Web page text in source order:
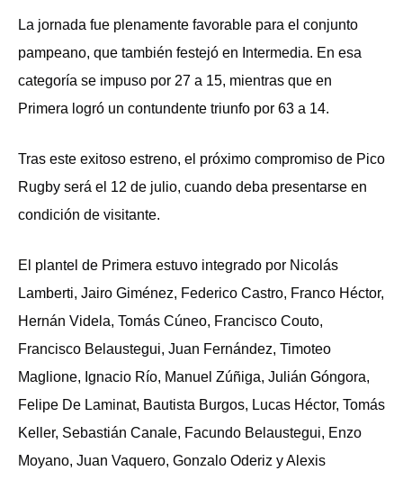
La jornada fue plenamente favorable para el conjunto
pampeano, que también festejó en Intermedia. En esa
categoría se impuso por 27 a 15, mientras que en
Primera logró un contundente triunfo por 63 a 14.
Tras este exitoso estreno, el próximo compromiso de Pico
Rugby será el 12 de julio, cuando deba presentarse en
condición de visitante.
El plantel de Primera estuvo integrado por Nicolás
Lamberti, Jairo Giménez, Federico Castro, Franco Héctor,
Hernán Videla, Tomás Cúneo, Francisco Couto,
Francisco Belaustegui, Juan Fernández, Timoteo
Maglione, Ignacio Río, Manuel Zúñiga, Julián Góngora,
Felipe De Laminat, Bautista Burgos, Lucas Héctor, Tomás
Keller, Sebastián Canale, Facundo Belaustegui, Enzo
Moyano, Juan Vaquero, Gonzalo Oderiz y Alexis